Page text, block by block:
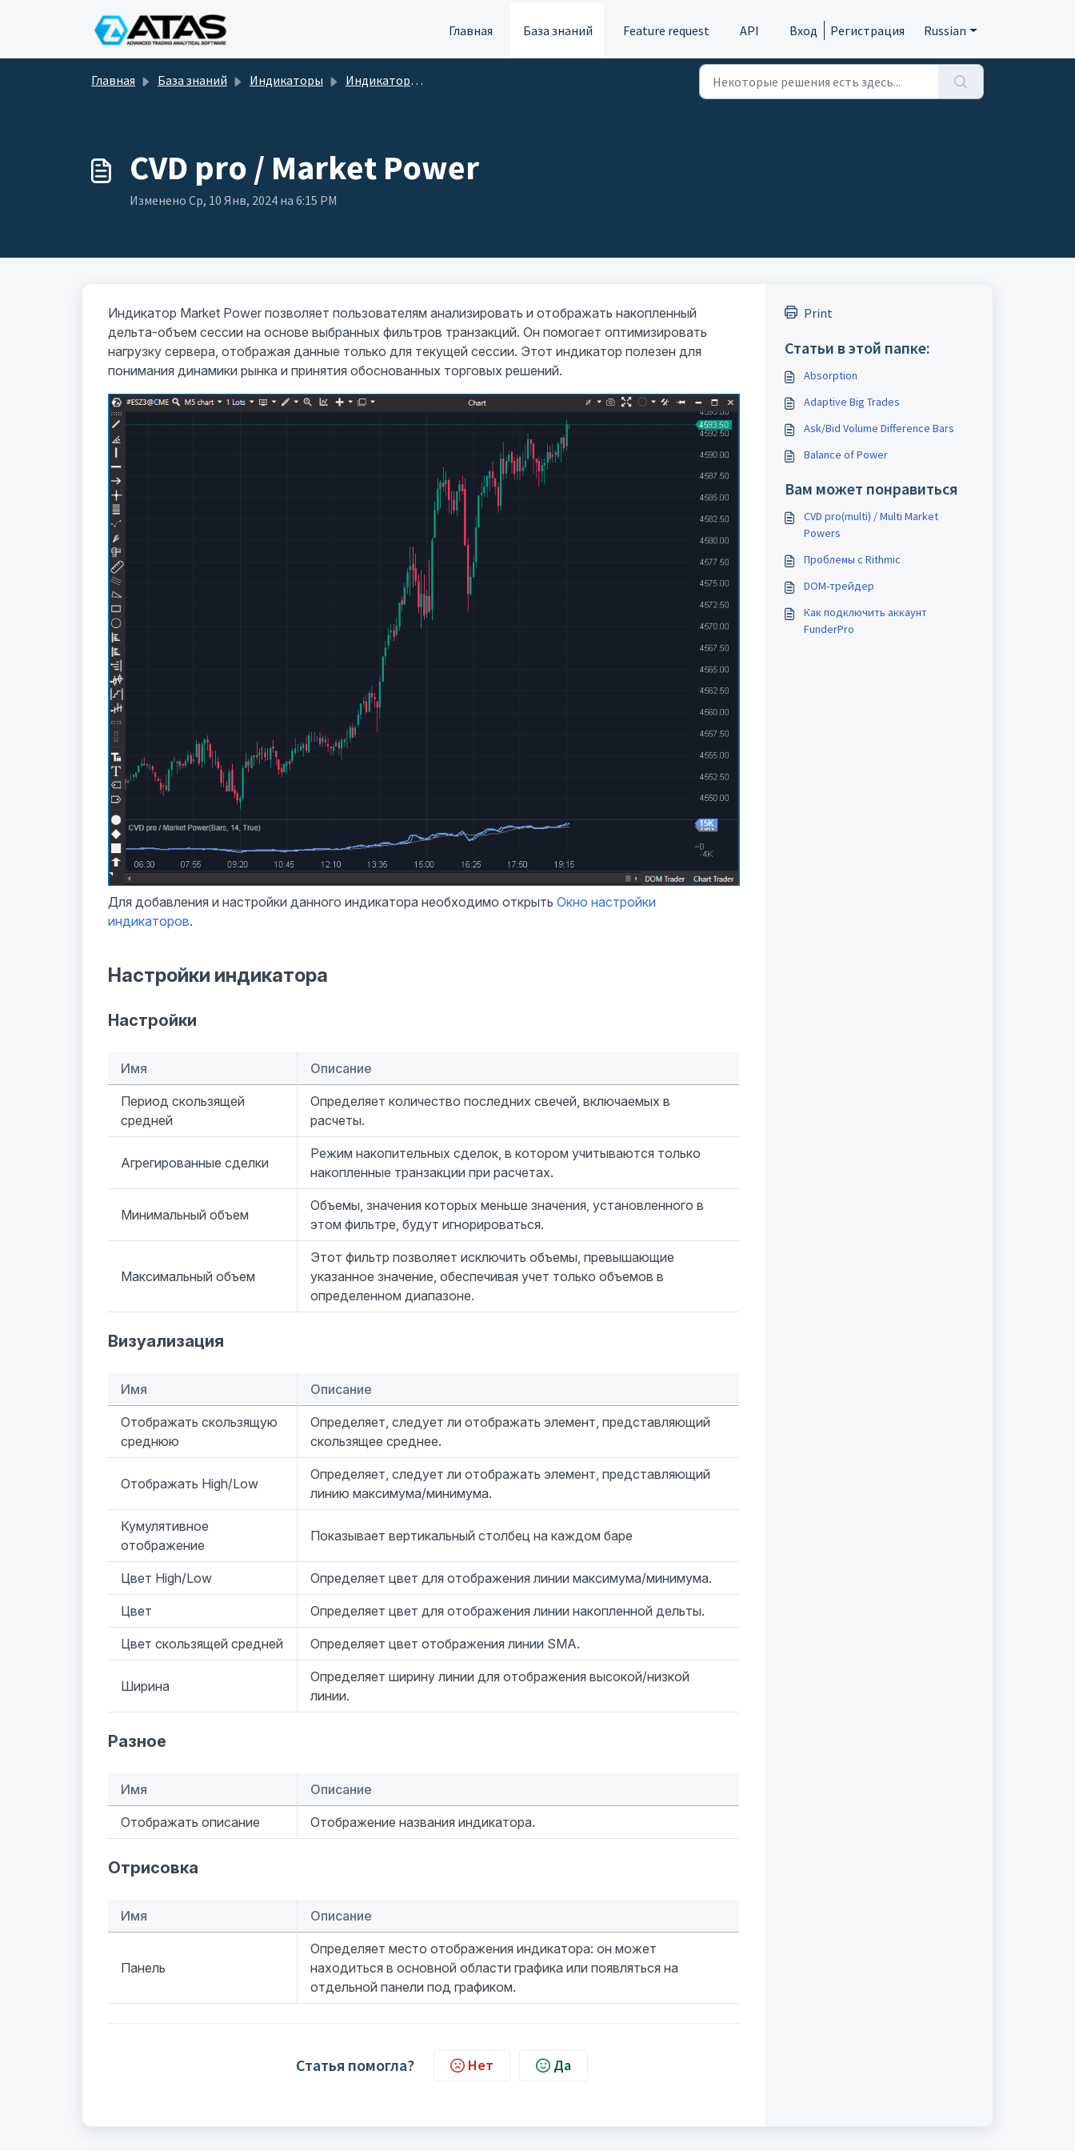
Главная
База знаний Feature request API Вход Регистрация Russian
Главная База знаний Индикаторы Индикаторы потока ордеров и объемного анализа
CVD pro / Market Power
Изменено Ср, 10 Янв, 2024 на 6:15 PM
Индикатор Market Power позволяет пользователям анализировать и отображать накопленный
дельта-объем сессии на основе выбранных фильтров транзакций. Он помогает оптимизировать
нагрузку сервера, отображая данные только для текущей сессии. Этот индикатор полезен для
понимания динамики рынка и принятия обоснованных торговых решений.
Для добавления и настройки данного индикатора необходимо открыть Окно настройки
индикаторов.
Настройки индикатора
Настройки
Имя Описание
Период скользящей
средней
Определяет количество последних свечей, включаемых в
расчеты.
Агрегированные сделки
Режим накопительных сделок, в котором учитываются только
накопленные транзакции при расчетах.
Минимальный объем
Объемы, значения которых меньше значения, установленного в
этом фильтре, будут игнорироваться.
Максимальный объем
Этот фильтр позволяет исключить объемы, превышающие
указанное значение, обеспечивая учет только объемов в
определенном диапазоне.
Визуализация
Имя Описание
Отображать скользящую
среднюю
Определяет, следует ли отображать элемент, представляющий
скользящее среднее.
Отображать High/Low
Определяет, следует ли отображать элемент, представляющий
линию максимума/минимума.
Кумулятивное
отображение
Показывает вертикальный столбец на каждом баре
Цвет High/Low Определяет цвет для отображения линии максимума/минимума.
Цвет Определяет цвет для отображения линии накопленной дельты.
Цвет скользящей средней Определяет цвет отображения линии SMA.
Ширина
Определяет ширину линии для отображения высокой/низкой
линии.
Разное
Имя Описание
Отображать описание Отображение названия индикатора.
Отрисовка
Имя Описание
Панель
Определяет место отображения индикатора: он может
находиться в основной области графика или появляться на
отдельной панели под графиком.
Статья помогла? Нет Да
Print
Статьи в этой папке:
Absorption
Adaptive Big Trades
Ask/Bid Volume Difference Bars
Balance of Power
Вам может понравиться
CVD pro(multi) / Multi Market
Powers
Проблемы с Rithmic
DOM-трейдер
Как подключить аккаунт
FunderPro